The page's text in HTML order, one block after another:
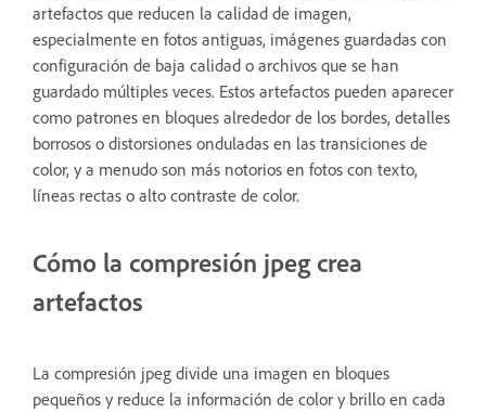
artefactos que reducen la calidad de imagen,
especialmente en fotos antiguas, imágenes guardadas con
configuración de baja calidad o archivos que se han
guardado múltiples veces. Estos artefactos pueden aparecer
como patrones en bloques alrededor de los bordes, detalles
borrosos o distorsiones onduladas en las transiciones de
color, y a menudo son más notorios en fotos con texto,
líneas rectas o alto contraste de color.
Cómo la compresión jpeg crea
artefactos
La compresión jpeg divide una imagen en bloques
pequeños y reduce la información de color y brillo en cada